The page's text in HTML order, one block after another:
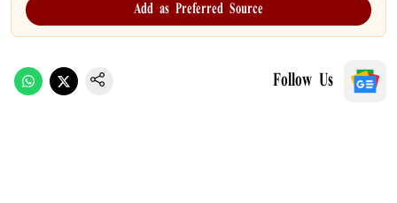
Add as Preferred Source
Follow Us